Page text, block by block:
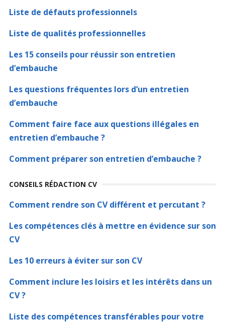
Liste de défauts professionnels
Liste de qualités professionnelles
Les 15 conseils pour réussir son entretien
d’embauche
Les questions fréquentes lors d’un entretien
d’embauche
Comment faire face aux questions illégales en
entretien d’embauche ?
Comment préparer son entretien d’embauche ?
CONSEILS RÉDACTION CV
Comment rendre son CV différent et percutant ?
Les compétences clés à mettre en évidence sur son
CV
Les 10 erreurs à éviter sur son CV
Comment inclure les loisirs et les intérêts dans un
CV ?
Liste des compétences transférables pour votre